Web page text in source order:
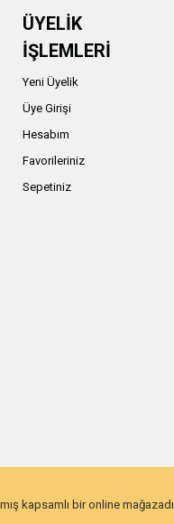
ÜYELİK
İŞLEMLERİ
Yeni Üyelik
Üye Girişi
Hesabım
Favorileriniz
Sepetiniz
kapsamlı bir online